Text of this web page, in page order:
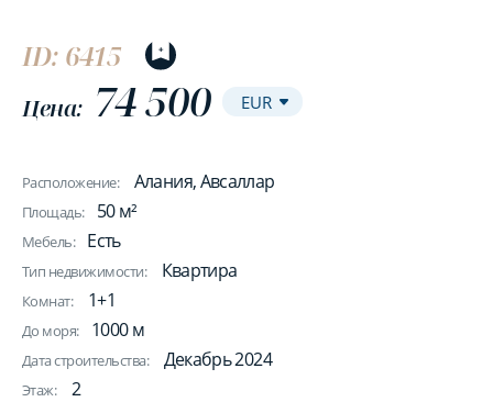
ID: 6415
Цена: 74 500
Расположение: Алания, Авсаллар
Площадь: 50 м²
Мебель: Есть
Тип недвижимости: Квартира
Комнат: 1+1
До моря: 1000 м
Дата строительства: Декабрь 2024
Этаж: 2